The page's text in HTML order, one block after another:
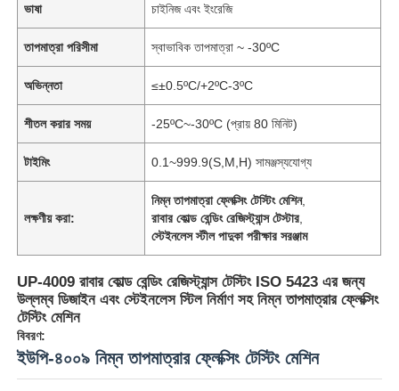
ভাষা চাইনিজ এবং ইংরেজি
তাপমাত্রা পরিসীমা স্বাভাবিক তাপমাত্রা ~ -30ºC
অভিন্নতা ≤±0.5ºC/+2ºC-3ºC
শীতল করার সময় -25ºC~-30ºC (প্রায় 80 মিনিট)
টাইমিং 0.1~999.9(S,M,H) সামঞ্জস্যযোগ্য
লক্ষণীয় করা:
নিম্ন তাপমাত্রা ফ্লেক্সিং টেস্টিং মেশিন,
রাবার কোল্ড বেন্ডিং রেজিস্ট্যান্স টেস্টার,
স্টেইনলেস স্টীল পাদুকা পরীক্ষার সরঞ্জাম
UP-4009 রাবার কোল্ড বেন্ডিং রেজিস্ট্যান্স টেস্টিং ISO 5423 এর জন্য
উল্লম্ব ডিজাইন এবং স্টেইনলেস স্টিল নির্মাণ সহ নিম্ন তাপমাত্রার ফ্লেক্সিং
টেস্টিং মেশিন
বিবরণ:
ইউপি-৪০০৯ নিম্ন তাপমাত্রার ফ্লেক্সিং টেস্টিং মেশিন